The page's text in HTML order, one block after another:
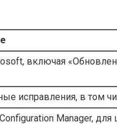
включая
исправления, в том
Manager,